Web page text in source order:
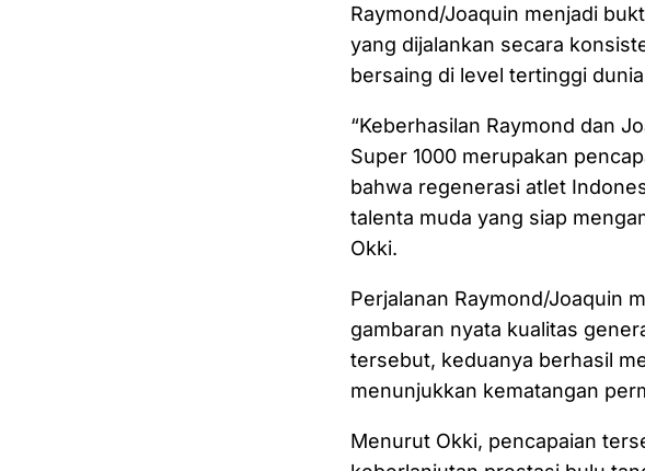
Raymond/Joaquin menjadi
yang dijalankan secara
bersaing di level tertinggi
“Keberhasilan Raymond dan
Super 1000 merupakan
bahwa regenerasi atlet
talenta muda yang siap
Okki.
Perjalanan Raymond/Joaquin
gambaran nyata kualitas
tersebut, keduanya berhasil
menunjukkan kematangan
Menurut Okki, pencapaian